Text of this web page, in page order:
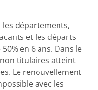
les départements,
et les départs
en 6 ans. Dans le
titulaires atteint
Le renouvellement
avec les